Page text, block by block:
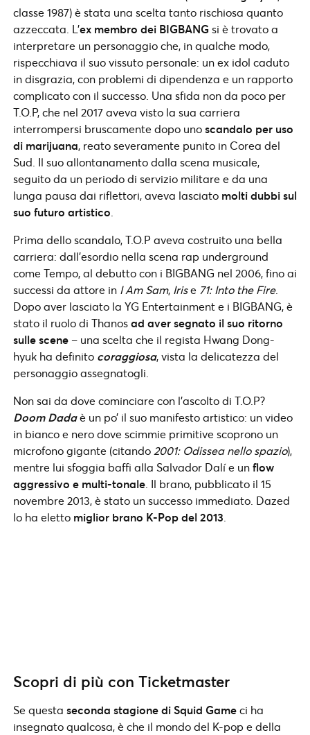
classe 1987) è stata una scelta tanto rischiosa quanto
azzeccata. L’ex membro dei BIGBANG si è trovato a
interpretare un personaggio che, in qualche modo,
rispecchiava il suo vissuto personale: un ex idol caduto
in disgrazia, con problemi di dipendenza e un rapporto
complicato con il successo. Una sfida non da poco per
T.O.P, che nel 2017 aveva visto la sua carriera
interrompersi bruscamente dopo unoscandalo per uso
di marijuana, reato severamente punito in Corea del
Sud. Il suo allontanamento dalla scena musicale,
seguito da un periodo di servizio militare e da una
lunga pausa dai riflettori, aveva lasciato molti dubbi sul
suo futuro artistico
Prima dello scandalo, T.O.P aveva costruito una bella
carriera: dall’esordio nella scena rap underground
come Tempo, al debutto con i BIGBANG nel 2006, fino ai
successi da attore in I Am Sam, Irise 71: Into the Fire.
Dopo aver lasciato la YG Entertainment e i BIGBANG, è
stato il ruolo di Thanosad aver segnato il suo ritorno
sulle scene– una scelta che il regista Hwang Dong-
hyuk ha definito coraggiosa, vista la delicatezza del
personaggio assegnatogli.
Non sai da dove cominciare con l’ascolto di T.O.P?
Doom Dadaè un po’ il suo manifesto artistico: un video
in bianco e nero dove scimmie primitive scoprono un
microfono gigante (citando 2001: Odissea nello spazio),
mentre lui sfoggia baffi alla Salvador Dalí e unflow
aggressivo e multi-tonale . Il brano, pubblicato il 15
novembre 2013, è stato un successo immediato. Dazed
lo ha eletto miglior brano K-Pop del 2013
Scopri di più con Ticketmaster
Se questa seconda stagione di Squid Gameci ha
insegnato qualcosa, è che il mondo del K-pop e della